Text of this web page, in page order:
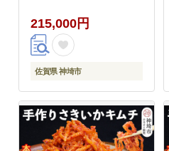
215,000円
佐賀県 神埼市